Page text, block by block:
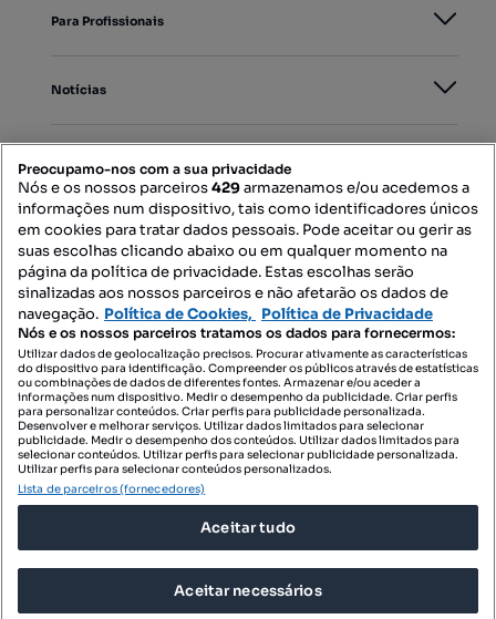
Para Profissionais
Notícias
Mapa do Site
Contacte-nos
SIGA-NOS:
DESCARREGAR NA:
© 2026 Imovirtual.com, OLX Portugal, S.A.
Preocupamo-nos com a sua privacidade
Nós e os nossos parceiros429armazenamos e/ou acedemos a
informações num dispositivo, tais como identificadores únicos
em cookies para tratar dados pessoais. Pode aceitar ou gerir as
suas escolhas clicando abaixo ou em qualquer momento na
página da política de privacidade. Estas escolhas serão
sinalizadas aos nossos parceiros e não afetarão os dados de
navegação. Política de Cookies, Política de Privacidade
Nós e os nossos parceiros tratamos os dados para fornecermos:
Utilizar dados de geolocalização precisos. Procurar ativamente as características
do dispositivo para identificação. Compreender os públicos através de estatísticas
ou combinações de dados de diferentes fontes. Armazenar e/ou aceder a
informações num dispositivo. Medir o desempenho da publicidade. Criar perfis
para personalizar conteúdos. Criar perfis para publicidade personalizada.
Desenvolver e melhorar serviços. Utilizar dados limitados para selecionar
publicidade. Medir o desempenho dos conteúdos. Utilizar dados limitados para
selecionar conteúdos. Utilizar perfis para selecionar publicidade personalizada.
Utilizar perfis para selecionar conteúdos personalizados.
Lista de parceiros (fornecedores)
Aceitar tudo
Aceitar necessários